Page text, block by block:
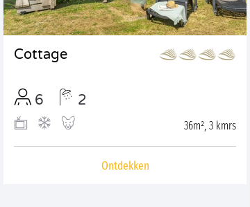
Cottage
6 2
36m², 3 kmrs
Ontdekken